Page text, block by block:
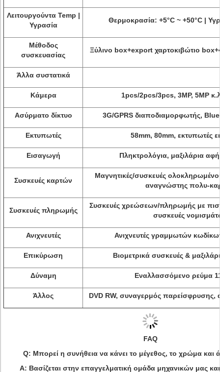
Λειτουργούντα Temp |
Υγρασία
Θερμοκρασία: +5°C ~ +50°C |
Μέθοδος
συσκευασίας
Ξύλινο box+export χαρτοκιβώτιο
Άλλα συστατικά
Κάμερα 1pcs/2pcs/3pcs, 3MP, 5MP
Ασύρματο δίκτυο 3G/GPRS διαποδιαμορφωτής,
Εκτυπωτές 58mm, 80mm, εκτυπωτές
Εισαγωγή Πληκτρολόγια, μαξιλάρια
Συσκευές καρτών
Μαγνητικές/συσκευές
αναγνώστης πολυ-
Συσκευές πληρωμής
Συσκευές χρεώσεων/πληρωμής με
συσκευές
Ανιχνευτές Ανιχνευτές γραμμωτών
Επικύρωση Βιομετρικά συσκευές &
Δύναμη Εναλλασσόμενο ρεύμα
Άλλος DVD RW, συναγερμός παρείσφρυσης,
FAQ
Q: Μπορεί η συνήθεια να κάνει το μέγεθος, το χρώμα και
Α: Βασίζεται στην επαγγελματική ομάδα μηχανικών μας και